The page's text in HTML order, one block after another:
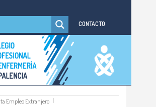
CONTACTO
Empleo Extranjero